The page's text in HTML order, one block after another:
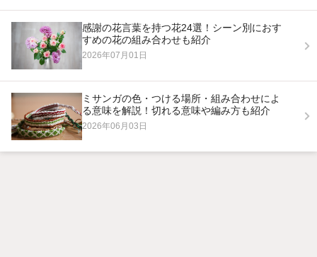
感謝の花言葉を持つ花24選！シーン別におす
すめの花の組み合わせも紹介
2026年07月01日
ミサンガの色・つける場所・組み合わせによ
る意味を解説！切れる意味や編み方も紹介
2026年06月03日